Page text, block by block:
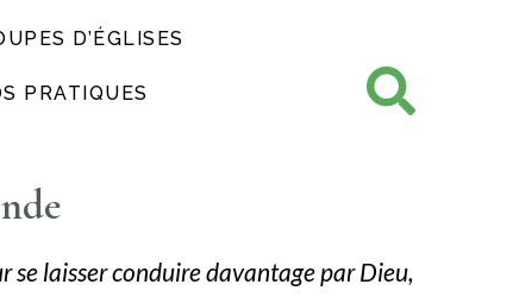
D’ÉGLISES
PRATIQUES
se laisser conduire davantage par Dieu,